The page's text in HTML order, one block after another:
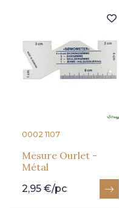
0002 1107
Mesure Ourlet -
Métal
2,95 €/pc